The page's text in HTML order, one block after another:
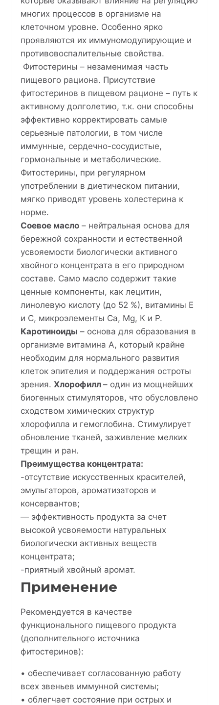
многих процессов в организме на
клеточном уровне. Особенно ярко
проявляются их иммуномодулирующие и
противовоспалительные свойства.
Фитостерины – незаменимая часть
пищевого рациона. Присутствие
фитостеринов в пищевом рационе – путь к
активному долголетию, т.к. они способны
эффективно корректировать самые
серьезные патологии, в том числе
иммунные, сердечно-сосудистые,
гормональные и метаболические.
Фитостерины, при регулярном
употреблении в диетическом питании,
мягко приводят уровень холестерина к
норме.
Соевое масло – нейтральная основа для
бережной сохранности и естественной
усвояемости биологически активного
хвойного концентрата в его природном
составе. Само масло содержит такие
ценные компоненты, как лецитин,
линолевую кислоту (до 52 %), витамины Е
и С, микроэлементы Са, Mg, К и Р.
Каротиноиды – основа для образования в
организме витамина А, который крайне
необходим для нормального развития
клеток эпителия и поддержания остроты
зрения. Хлорофилл – один из мощнейших
биогенных стимуляторов, что обусловлено
сходством химических структур
хлорофилла и гемоглобина. Стимулирует
обновление тканей, заживление мелких
трещин и ран.
Преимущества концентрата:
-отсутствие искусственных красителей,
эмульгаторов, ароматизаторов и
консервантов;
— эффективность продукта за счет
высокой усвояемости натуральных
биологически активных веществ
концентрата;
-приятный хвойный аромат.
Применение
Рекомендуется в качестве
функционального пищевого продукта
(дополнительного источника
фитостеринов):
• обеспечивает согласованную работу
всех звеньев иммунной системы;
• облегчает состояние при острых и